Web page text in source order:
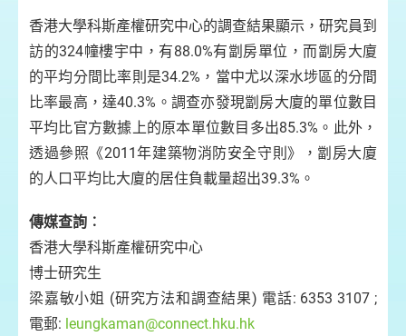
香港大學科斯產權研究中心的調查結果顯示，研究員到
訪的324幢樓宇中，有88.0%有劏房單位，而劏房大廈
的平均分間比率則是34.2%，當中尤以深水埗區的分間
比率最高，達40.3%。調查亦發現劏房大廈的單位數目
平均比官方數據上的原本單位數目多出85.3%。此外，
透過參照《2011年建築物消防安全守則》，劏房大廈
的人口平均比大廈的居住負載量超出39.3%。
傳媒查詢︰
香港大學科斯產權研究中心
博士研究生
梁嘉敏小姐 (研究方法和調查結果) 電話: 6353 3107 ;
電郵: leungkaman@connect.hku.hk